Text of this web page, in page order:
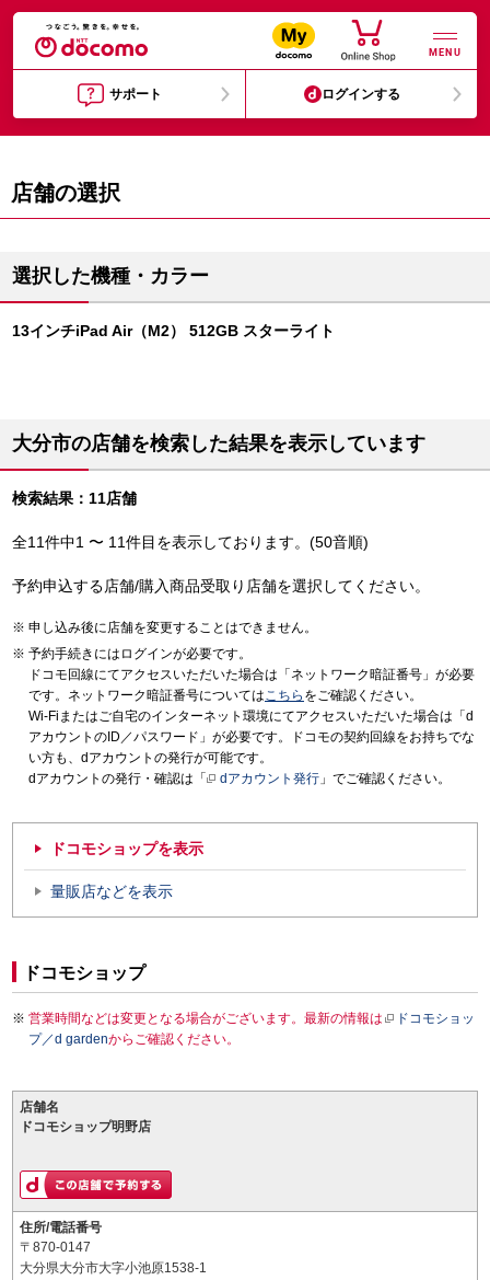
MENU
サポート ログインする
店舗の選択
選択した機種・カラー
13インチiPad Air（M2） 512GB スターライト
大分市の店舗を検索した結果を表示しています
検索結果：11店舗
全11件中1 〜 11件目を表示しております。(50音順)
予約申込する店舗/購入商品受取り店舗を選択してください。
申し込み後に店舗を変更することはできません。
予約手続きにはログインが必要です。
ドコモ回線にてアクセスいただいた場合は「ネットワーク暗証番号」が必要
です。ネットワーク暗証番号についてはこちら をご確認ください。
Wi-Fiまたはご自宅のインターネット環境にてアクセスいただいた場合は「d
アカウントのID／パスワード」が必要です。ドコモの契約回線をお持ちでな
い方も、dアカウントの発行が可能です。
dアカウントの発行・確認は「
dアカウント発行 」でご確認ください。
ドコモショップを表示
量販店などを表示
ドコモショップ
営業時間などは変更となる場合がございます。最新の情報は
ドコモショッ
プ／d gardenからご確認ください。
店舗名
ドコモショップ明野店
住所/電話番号
〒870-0147
大分県大分市大字小池原1538-1